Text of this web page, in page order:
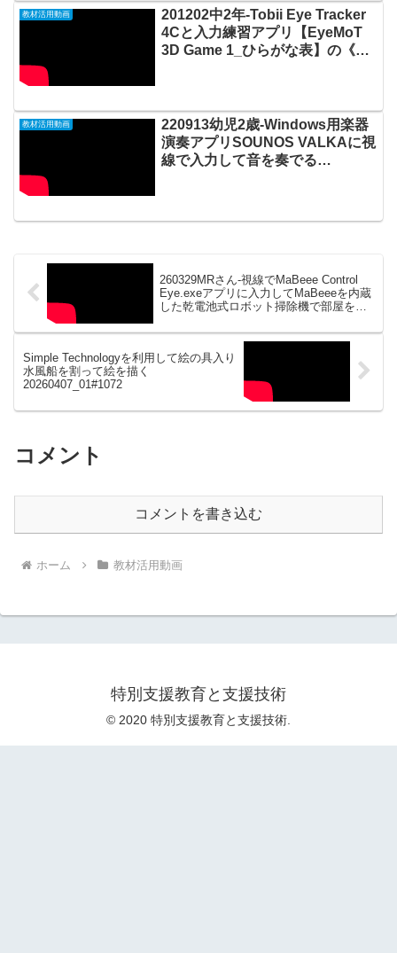
教材活用動画
201202中2年-Tobii Eye Tracker
4Cと入力練習アプリ【EyeMoT
3D Game 1_ひらがな表】の《神
教材活用動画
220913幼児2歳-Windows用楽器
演奏アプリSOUNOS VALKAに視
線で入力して音を奏でる
260329MRさん-視線でMaBeee Control
Eye.exeアプリに入力してMaBeeeを内蔵
した乾電池式ロボット掃除機で部屋を掃
Simple Technologyを利用して絵の具入り
水風船を割って絵を描く
20260407_01#1072
コメント
コメントを書き込む
ホーム 教材活用動画
特別支援教育と支援技術
© 2020 特別支援教育と支援技術.